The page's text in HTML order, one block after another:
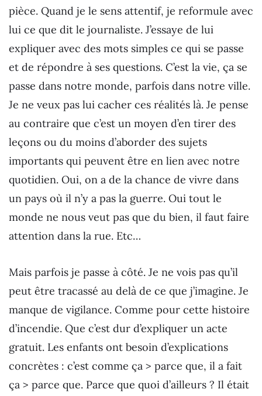
pièce. Quand je le sens attentif, je reformule avec
lui ce que dit le journaliste. J’essaye de lui
expliquer avec des mots simples ce qui se passe
et de répondre à ses questions. C’est la vie, ça se
passe dans notre monde, parfois dans notre ville.
Je ne veux pas lui cacher ces réalités là. Je pense
au contraire que c’est un moyen d’en tirer des
leçons ou du moins d’aborder des sujets
importants qui peuvent être en lien avec notre
quotidien. Oui, on a de la chance de vivre dans
un pays où il n’y a pas la guerre. Oui tout le
monde ne nous veut pas que du bien, il faut faire
attention dans la rue. Etc…
Mais parfois je passe à côté. Je ne vois pas qu’il
peut être tracassé au delà de ce que j’imagine. Je
manque de vigilance. Comme pour cette histoire
d’incendie. Que c’est dur d’expliquer un acte
gratuit. Les enfants ont besoin d’explications
concrètes : c’est comme ça > parce que, il a fait
ça > parce que. Parce que quoi d’ailleurs ? Il était